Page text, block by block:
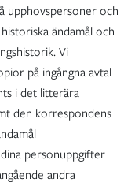
upphovspersoner och
ändamål och
Vi
på ingångna avtal
i det litterära
den korrespondens
personuppgifter
andra